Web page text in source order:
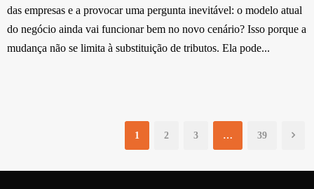
das empresas e a provocar uma pergunta inevitável: o modelo atual
do negócio ainda vai funcionar bem no novo cenário? Isso porque a
mudança não se limita à substituição de tributos. Ela pode...
1 2 3 … 39